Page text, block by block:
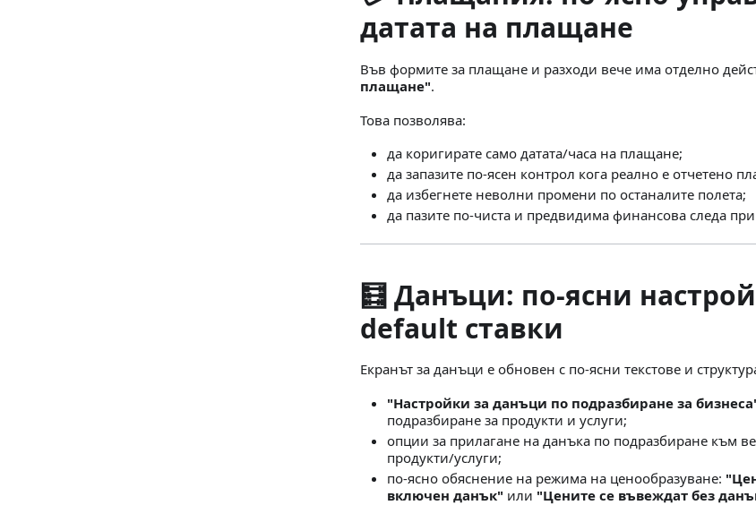
датата на плащане
Във формите за плащане и разходи вече има отделно
плащане".
Това позволява:
да коригирате само датата/часа на плащане;
да запазите по-ясен контрол кога реално е отчетено
да избегнете неволни промени по останалите полета;
да пазите по-чиста и предвидима финансова следа
🧮 Данъци: по-ясни
default ставки
Екранът за данъци е обновен с по-ясни текстове и
"Настройки за данъци по подразбиране за
подразбиране за продукти и услуги;
опции за прилагане на данъка по подразбиране към
продукти/услуги;
по-ясно обяснение на режима на ценообразуване:
включен данък" или "Цените се въвеждат без